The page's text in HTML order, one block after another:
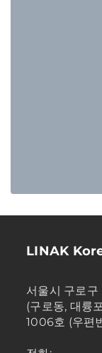
LINAK
서울시 구로
(구로동, 대륭
1006호 (우편